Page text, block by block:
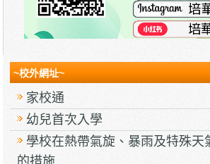
~校外網址~
家校通
幼兒首次入學
學校在熱帶氣旋、暴雨及特殊天
的措施